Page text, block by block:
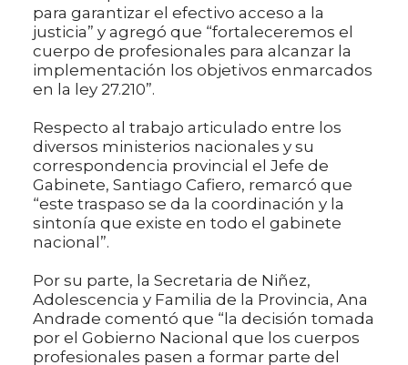
para garantizar el efectivo acceso a la
justicia” y agregó que “fortaleceremos el
cuerpo de profesionales para alcanzar la
implementación los objetivos enmarcados
en la ley 27.210”.
Respecto al trabajo articulado entre los
diversos ministerios nacionales y su
correspondencia provincial el Jefe de
Gabinete, Santiago Cafiero, remarcó que
“este traspaso se da la coordinación y la
sintonía que existe en todo el gabinete
nacional”.
Por su parte, la Secretaria de Niñez,
Adolescencia y Familia de la Provincia, Ana
Andrade comentó que “la decisión tomada
por el Gobierno Nacional que los cuerpos
profesionales pasen a formar parte del